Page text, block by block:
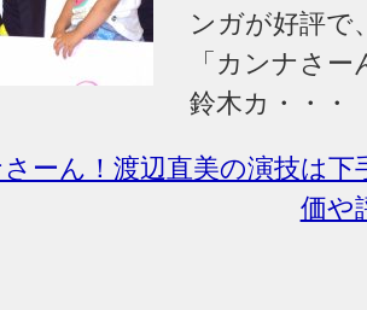
ンガが好評で
「カンナさ
鈴木カ・・・
さーん！渡辺直美の演技は
価や